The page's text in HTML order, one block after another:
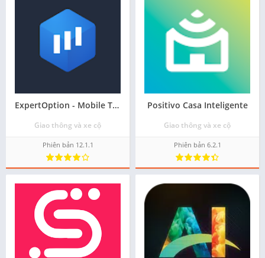
ExpertOption - Mobile Trading
Giao thông và xe cộ
Phiên bản 12.1.1
Positivo Casa Inteligente
Giao thông và xe cộ
Phiên bản 6.2.1